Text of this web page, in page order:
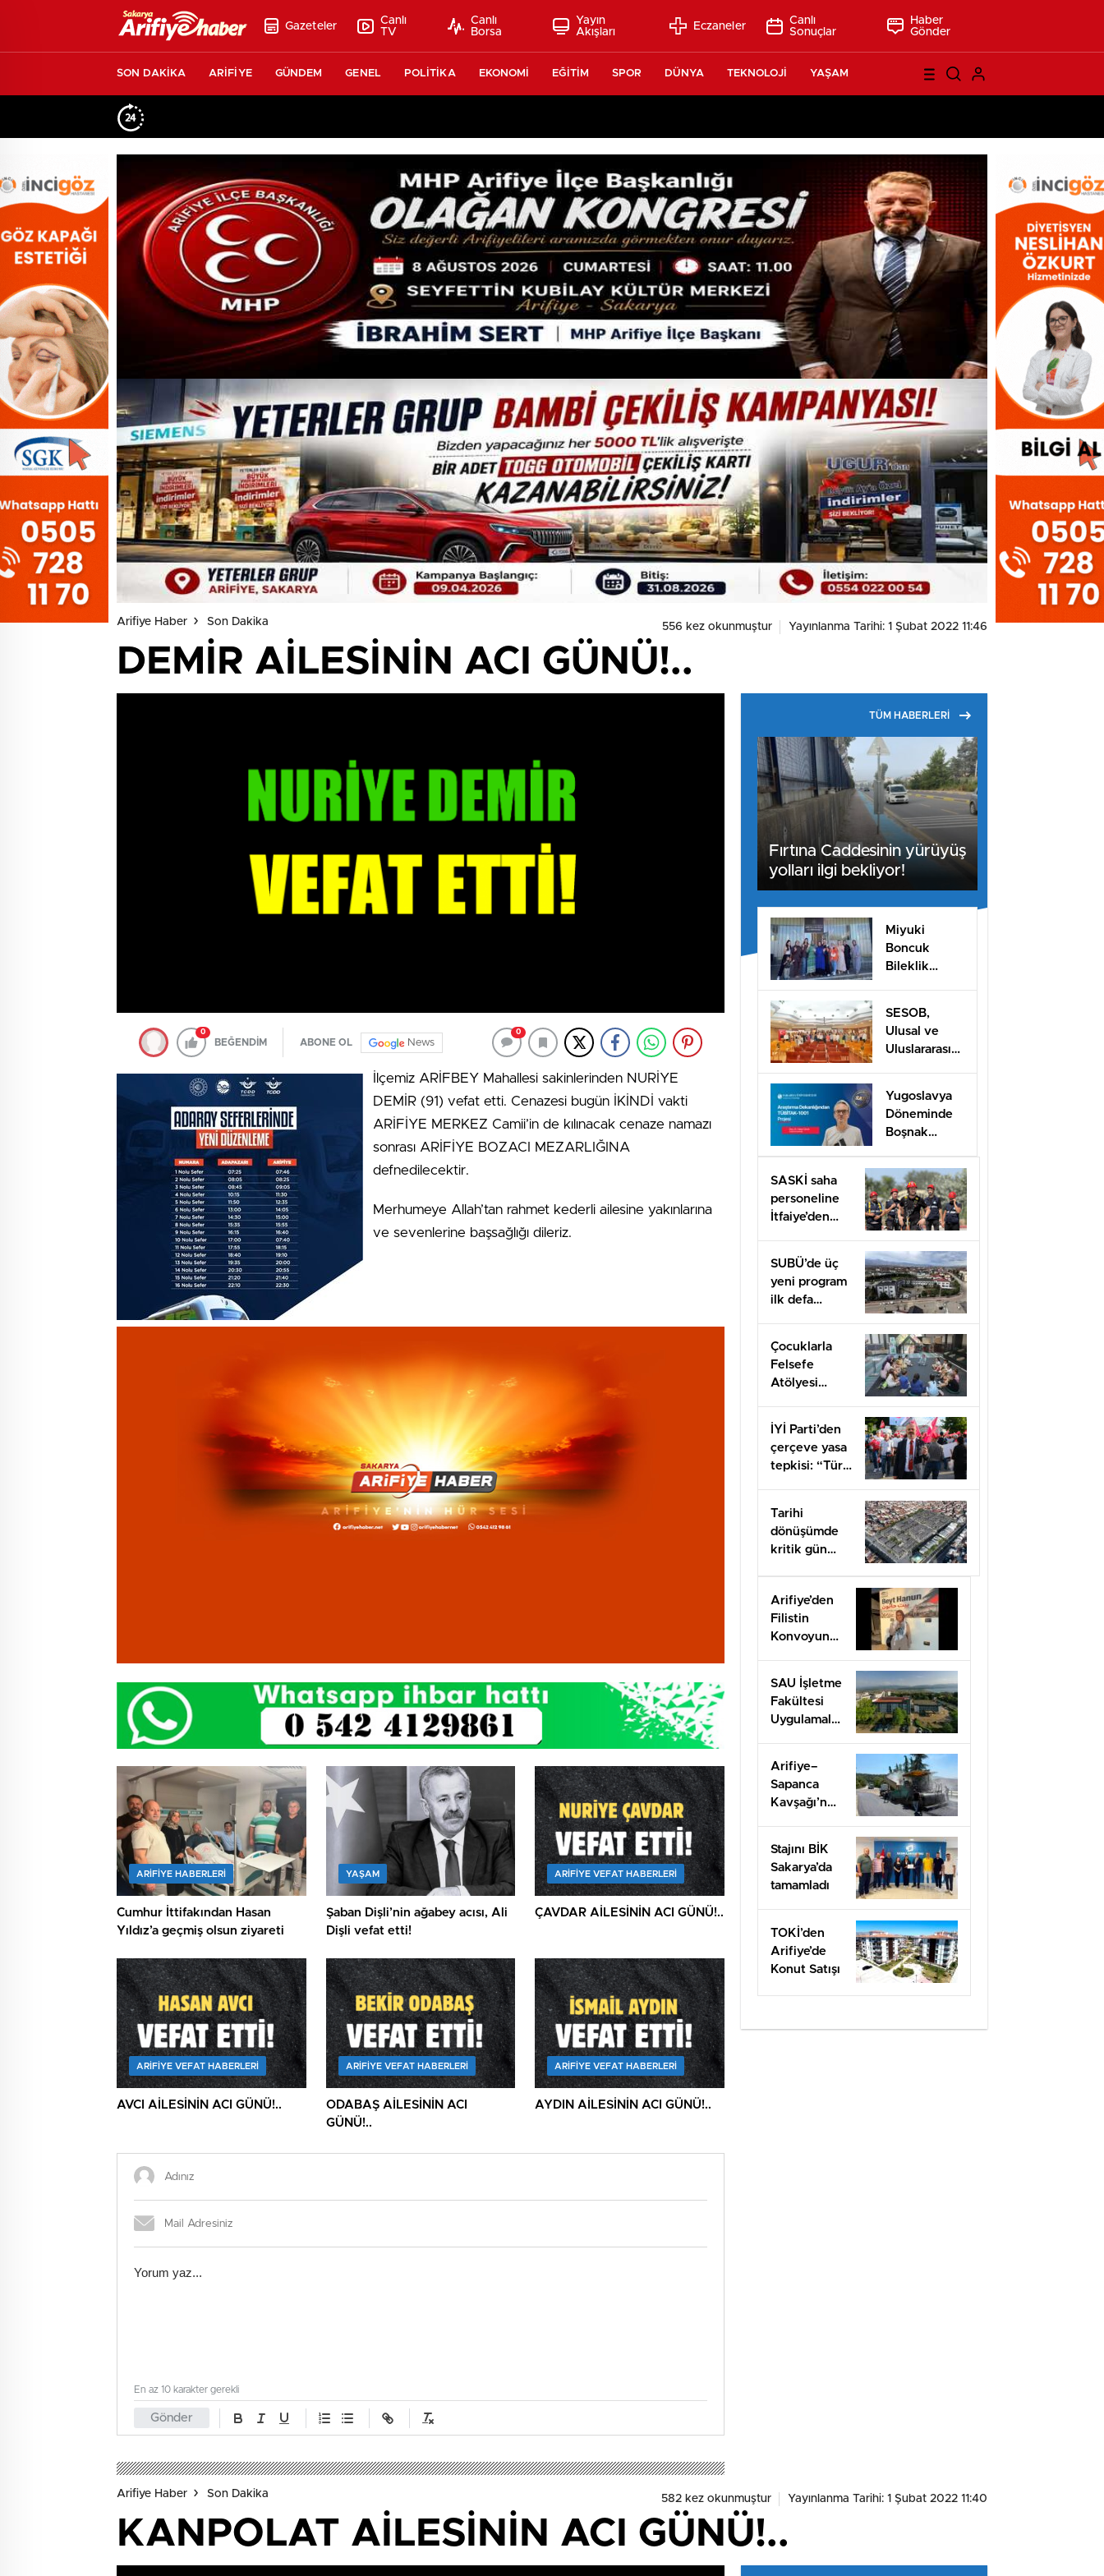
Gazeteler
Canlı
TV
Canlı
Borsa
Yayın
Akışları
Eczaneler
Canlı
Sonuçlar
Haber
Gönder
SON DAKİKA ARİFİYE GÜNDEM GENEL POLİTİKA EKONOMİ EĞİTİM SPOR DÜNYA TEKNOLOJİ YAŞAM
Arifiye Haber Son Dakika 556 kez okunmuştur Yayınlanma Tarihi: 1 Şubat 2022 11:46
DEMİR AİLESİNİN ACI GÜNÜ!..
0
BEĞENDİM ABONE OL News
0
İlçemiz ARİFBEY Mahallesi sakinlerinden NURİYE
DEMİR (91) vefat etti. Cenazesi bugün İKİNDİ vakti
ARİFİYE MERKEZ Camii’in de kılınacak cenaze namazı
sonrası ARİFİYE BOZACI MEZARLIĞINA
defnedilecektir.
Merhumeye Allah’tan rahmet kederli ailesine yakınlarına
ve sevenlerine başsağlığı dileriz.
ARIFIYE HABERLERI
Cumhur İttifakından Hasan
Yıldız’a geçmiş olsun ziyareti
YAŞAM
Şaban Dişli’nin ağabey acısı, Ali
Dişli vefat etti!
ARIFIYE VEFAT HABERLERI
ÇAVDAR AİLESİNİN ACI GÜNÜ!..
ARIFIYE VEFAT HABERLERI
AVCI AİLESİNİN ACI GÜNÜ!..
ARIFIYE VEFAT HABERLERI
ODABAŞ AİLESİNİN ACI
GÜNÜ!..
ARIFIYE VEFAT HABERLERI
AYDIN AİLESİNİN ACI GÜNÜ!..
Gönder
En az 10 karakter gerekli
TÜM HABERLERİ
Fırtına Caddesinin yürüyüş
yolları ilgi bekliyor!
Miyuki
Boncuk
Bileklik
SESOB,
Ulusal ve
Uluslararası
Ağını
Güçlendiriyor
Yugoslavya
Döneminde
Boşnak
TÜBİTAK
1001 Desteği
SASKİ saha
personeline
İtfaiye’den
güvenlik
eğitimi
SUBÜ’de üç
yeni program
ilk defa
Çocuklarla
Felsefe
Atölyesi
İYİ Parti’den
çerçeve yasa
tepkisi: “Türk
vereceksiniz”
Tarihi
dönüşümde
kritik gün
olan 17
Ağustos
Arifiye’den
Filistin
Konvoyuna
SAU İşletme
Fakültesi
Uygulamalı
Hazırlıyor
Arifiye–
Sapanca
Kavşağı’nda
çalışması
Stajını BİK
Sakarya’da
tamamladı
TOKİ’den
Arifiye’de
Konut Satışı
Arifiye Haber Son Dakika 582 kez okunmuştur Yayınlanma Tarihi: 1 Şubat 2022 11:40
KANPOLAT AİLESİNİN ACI GÜNÜ!..